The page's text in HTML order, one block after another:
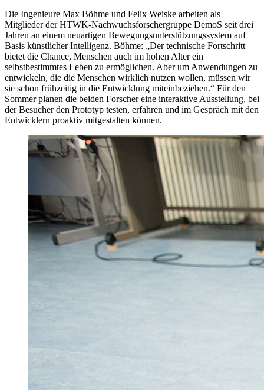
Die Ingenieure Max Böhme und Felix Weiske arbeiten als
Mitglieder der HTWK-Nachwuchsforschergruppe DemoS seit drei
Jahren an einem neuartigen Bewegungsunterstützungssystem auf
Basis künstlicher Intelligenz. Böhme: „Der technische Fortschritt
bietet die Chance, Menschen auch im hohen Alter ein
selbstbestimmtes Leben zu ermöglichen. Aber um Anwendungen zu
entwickeln, die die Menschen wirklich nutzen wollen, müssen wir
sie schon frühzeitig in die Entwicklung miteinbeziehen.“ Für den
Sommer planen die beiden Forscher eine interaktive Ausstellung, bei
der Besucher den Prototyp testen, erfahren und im Gespräch mit den
Entwicklern proaktiv mitgestalten können.